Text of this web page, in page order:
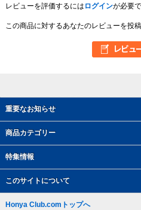
重要なお知らせ
商品カテゴリー
特集情報
このサイトについて
レビューを評価するには ログインが必要で
この商品に対するあなたのレビューを投
Honya Club.comトップへ